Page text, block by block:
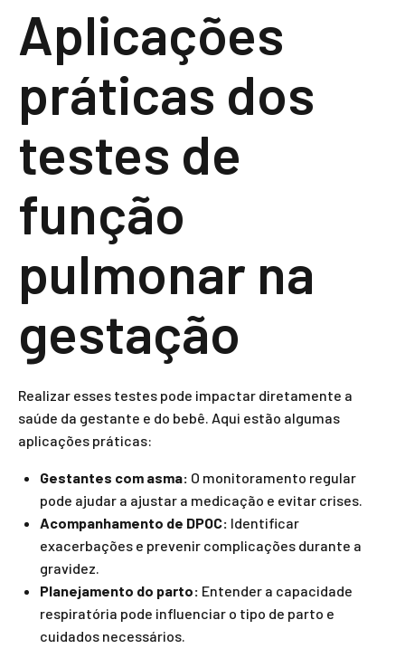
Aplicações
práticas dos
testes de
função
pulmonar na
gestação
Realizar esses testes pode impactar diretamente a
saúde da gestante e do bebê. Aqui estão algumas
aplicações práticas:
Gestantes com asma: O monitoramento regular
pode ajudar a ajustar a medicação e evitar crises.
Acompanhamento de DPOC: Identificar
exacerbações e prevenir complicações durante a
gravidez.
Planejamento do parto: Entender a capacidade
respiratória pode influenciar o tipo de parto e
cuidados necessários.